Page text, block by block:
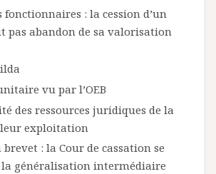
: la cession d’un
pas abandon de sa valorisation
vu par l’OEB
des ressources juridiques de la
exploitation
: la Cour de cassation se
généralisation intermédiaire